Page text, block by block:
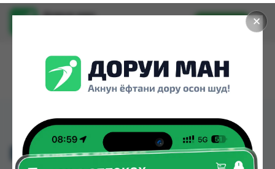
✕
Доруи ман
Установить
БЕНЕКОМ 2МЛ №3